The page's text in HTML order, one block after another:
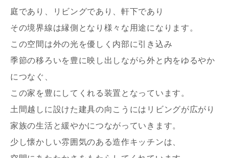
写真を拡大する
庭であり、リビングであり、軒下であり
その境界線は縁側となり様々な用途になります。
この空間は外の光を優しく内部に引き込み
季節の移ろいを豊に映し出しながら外と内をゆるやか
につなぐ、
この家を豊にしてくれる装置となっています。
土間越しに設けた建具の向こうにはリビングが広がり
家族の生活と緩やかにつながっていきます。
少し懐かしい雰囲気のある造作キッチンは、